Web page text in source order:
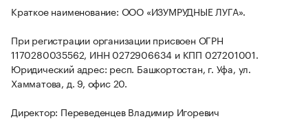
Краткое наименование: ООО «ИЗУМРУДНЫЕ ЛУГА».
При регистрации организации присвоен ОГРН
1170280035562, ИНН 0272906634 и КПП 027201001.
Юридический адрес: респ. Башкортостан, г. Уфа, ул.
Хамматова, д. 9, офис 20.
Директор: Переведенцев Владимир Игоревич